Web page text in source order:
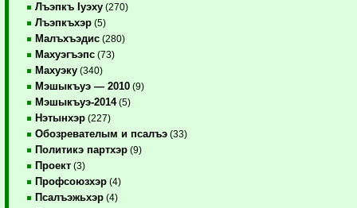
Лъэпкъ Iуэху (270)
Лъэпкъхэр (5)
Малъхъэдис (280)
Махуэгъэпс (73)
Махуэку (340)
Мэшыкъуэ — 2010 (9)
Мэшыкъуэ-2014(5)
Нэтынхэр (227)
Обозревателым и псалъэ (33)
Политикэ партхэр (9)
Проект (3)
Профсоюзхэр (4)
Псалъэжьхэр (4)